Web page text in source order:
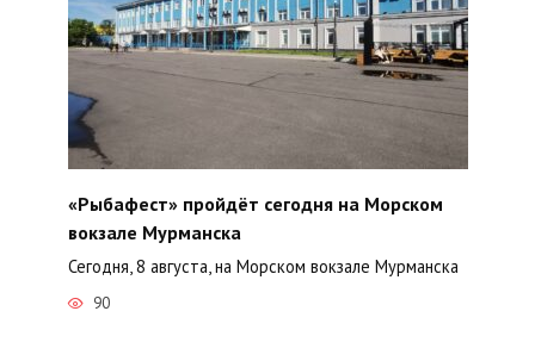
«Рыбафест» пройдёт сегодня на Морском
вокзале Мурманска
Сегодня, 8 августа, на Морском вокзале Мурманска
90